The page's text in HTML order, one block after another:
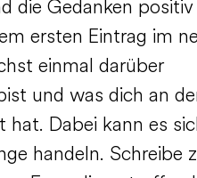
die Gedanken positiv
ersten Eintrag im
einmal darüber
und was dich an
hat. Dabei kann es
handeln. Schreibe